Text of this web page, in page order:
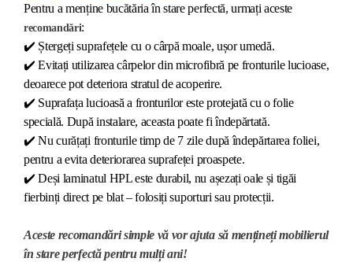
Pentru a menține bucătăria în stare perfectă, urmați aceste
recomandări:
✔️ Ștergeți suprafețele cu o cârpă moale, ușor umedă.
✔️ Evitați utilizarea cârpelor din microfibră pe fronturile lucioase,
deoarece pot deteriora stratul de acoperire.
✔️ Suprafața lucioasă a fronturilor este protejată cu o folie
specială. După instalare, aceasta poate fi îndepărtată.
✔️ Nu curățați fronturile timp de 7 zile după îndepărtarea foliei,
pentru a evita deteriorarea suprafeței proaspete.
✔️ Deși laminatul HPL este durabil, nu așezați oale și tigăi
fierbinți direct pe blat – folosiți suporturi sau protecții.
Aceste recomandări simple vă vor ajuta să mențineți mobilierul
în stare perfectă pentru mulți ani!